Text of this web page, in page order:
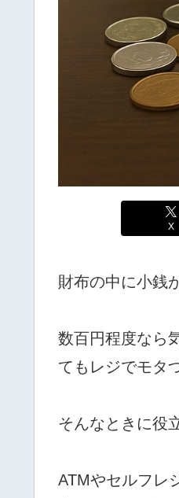
X
財布の中に小銭
数百円程度なら
てもレジでモタ
そんなときに役
ATMやセルフレ